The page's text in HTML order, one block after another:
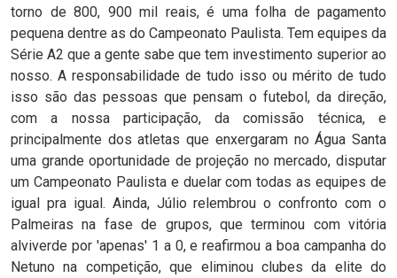
torno de 800, 900 mil reais, é uma folha de pagamento
pequena dentre as do Campeonato Paulista. Tem equipes da
Série A2 que a gente sabe que tem investimento superior ao
nosso. A responsabilidade de tudo isso ou mérito de tudo
isso são das pessoas que pensam o futebol, da direção,
com a nossa participação, da comissão técnica, e
principalmente dos atletas que enxergaram no Água Santa
uma grande oportunidade de projeção no mercado, disputar
um Campeonato Paulista e duelar com todas as equipes de
igual pra igual. Ainda, Júlio relembrou o confronto com o
Palmeiras na fase de grupos, que terminou com vitória
alviverde por 'apenas' 1 a 0, e reafirmou a boa campanha do
Netuno na competição, que eliminou clubes da elite do